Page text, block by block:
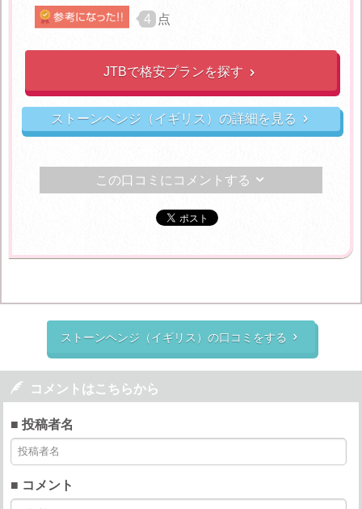
4 点
JTBで格安プランを探す 
ストーンヘンジ（イギリス）の詳細を見る 
この口コミにコメントする 
ストーンヘンジ（イギリス）の口コミをする 
 コメントはこちらから
■ 投稿者名
■ コメント